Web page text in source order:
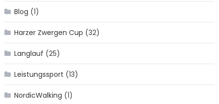
Blog (1)
Harzer Zwergen Cup (32)
Langlauf (25)
Leistungssport (13)
NordicWalking (1)